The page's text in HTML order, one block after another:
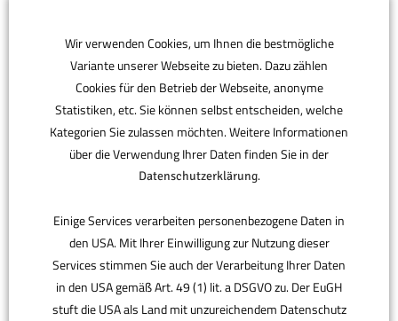
Wir verwenden Cookies, um Ihnen die bestmögliche
Variante unserer Webseite zu bieten. Dazu zählen
Cookies für den Betrieb der Webseite, anonyme
Statistiken, etc. Sie können selbst entscheiden, welche
Kategorien Sie zulassen möchten. Weitere Informationen
über die Verwendung Ihrer Daten finden Sie in der
Datenschutzerklärung.
Einige Services verarbeiten personenbezogene Daten in
den USA. Mit Ihrer Einwilligung zur Nutzung dieser
Services stimmen Sie auch der Verarbeitung Ihrer Daten
in den USA gemäß Art. 49 (1) lit. a DSGVO zu. Der EuGH
stuft die USA als Land mit unzureichendem Datenschutz